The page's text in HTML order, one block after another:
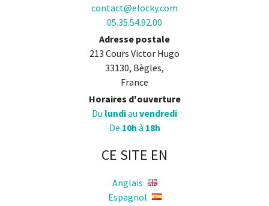
contact@elocky.com
05.35.54.92.00
Adresse postale
213 Cours Victor Hugo
33130, Bègles,
France
Horaires d'ouverture
Du lundiau vendredi
De 10h à 18h
CE SITE EN
Anglais
Espagnol